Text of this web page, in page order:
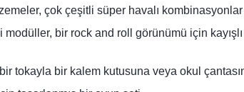
çok çeşitli süper havalı
bir rock and roll görünümü için
tokayla bir kalem kutusuna veya okul